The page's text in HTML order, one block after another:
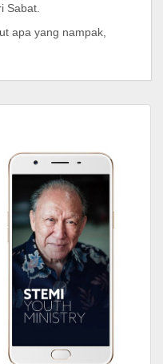
Sabat.
apa yang nampak,